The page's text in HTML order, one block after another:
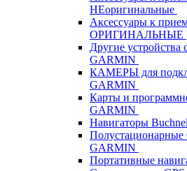
НЕоригинальные
Аксессуары к
ОРИГИНАЛЬНЫЕ
Другие
GARMIN
КАМЕРЫ для
GARMIN
Карты и
GARMIN
Навигаторы
Полустационарные
GARMIN
Портативные